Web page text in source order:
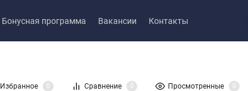
Бонусная программа Вакансии Контакты
Избранное 0 Сравнение 0 Просмотренные 0